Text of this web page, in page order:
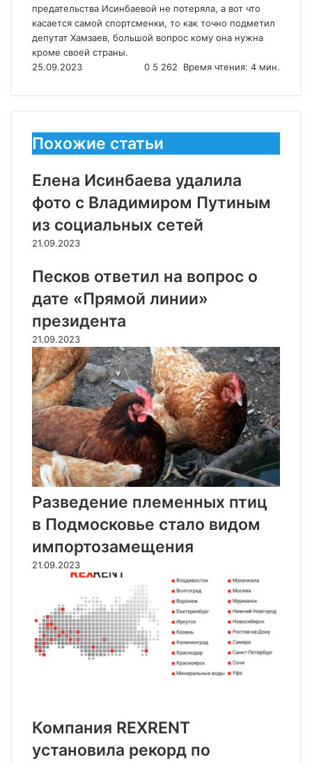
предательства Исинбаевой не потеряла, а вот что
касается самой спортсменки, то как точно подметил
депутат Хамзаев, большой вопрос кому она нужна
кроме своей страны.
25.09.2023
0 5 262 Время чтения: 4 мин.
Похожие статьи
Елена Исинбаева удалила
фото с Владимиром Путиным
из социальных сетей
21.09.2023
Песков ответил на вопрос о
дате «Прямой линии»
президента
21.09.2023
Разведение племенных птиц
в Подмосковье стало видом
импортозамещения
21.09.2023
Компания REXRENT
установила рекорд по